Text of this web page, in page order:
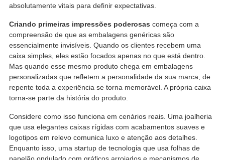
absolutamente vitais para definir expectativas.
Criando primeiras impressões poderosas começa com a
compreensão de que as embalagens genéricas são
essencialmente invisíveis. Quando os clientes recebem uma
caixa simples, eles estão focados apenas no que está dentro.
Mas quando esse mesmo produto chega em embalagens
personalizadas que refletem a personalidade da sua marca, de
repente toda a experiência se torna memorável. A própria caixa
torna-se parte da história do produto.
Considere como isso funciona em cenários reais. Uma joalheria
que usa elegantes caixas rígidas com acabamentos suaves e
logotipos em relevo comunica luxo e atenção aos detalhes.
Enquanto isso, uma startup de tecnologia que usa folhas de